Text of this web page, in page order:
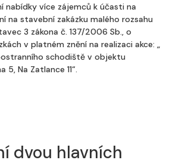
nabídky více zájemců k účasti na
na stavební zakázku malého rozsahu
3 zákona č. 137/2006 Sb., o
v platném znění na realizaci akce: „
schodiště v objektu
5, Na Zatlance 11“.
dvou hlavních